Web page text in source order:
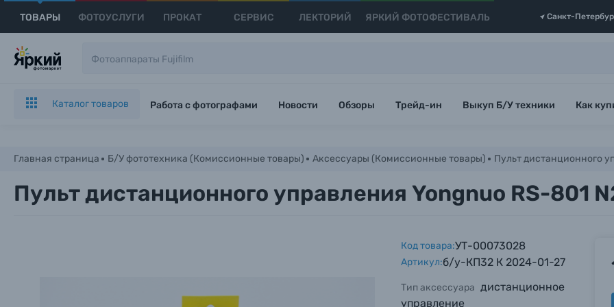
ТОВАРЫ ФОТОУСЛУГИ ПРОКАТ СЕРВИС ЛЕКТОРИЙ ЯРКИЙ ФОТОФЕСТИВАЛЬ Санкт-
Каталог товаров Работа с фотографами Новости Обзоры Трейд-ин Выкуп Б/У техники Как
Главная страница Б/У фототехника (Комиссионные товары) Аксессуары (Комиссионные товары) Пульт дистанционного
Пульт дистанционного управления Yongnuo RS-801
Код товара:УТ-00073028
Артикул:б/у-КП32 К 2024-01-27
Тип аксессуара дистанционное
управление